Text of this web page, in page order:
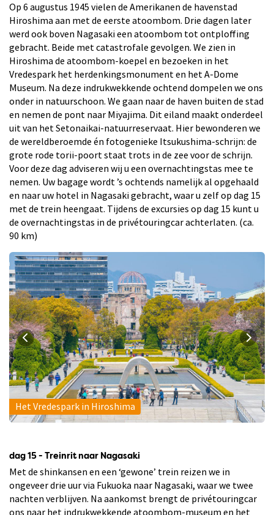
Op 6 augustus 1945 vielen de Amerikanen de havenstad
Hiroshima aan met de eerste atoombom. Drie dagen later
werd ook boven Nagasaki een atoombom tot ontploffing
gebracht. Beide met catastrofale gevolgen. We zien in
Hiroshima de atoombom-koepel en bezoeken in het
Vredespark het herdenkingsmonument en het A-Dome
Museum. Na deze indrukwekkende ochtend dompelen we ons
onder in natuurschoon. We gaan naar de haven buiten de stad
en nemen de pont naar Miyajima. Dit eiland maakt onderdeel
uit van het Setonaikai-natuurreservaat. Hier bewonderen we
de wereldberoemde én fotogenieke Itsukushima-schrijn: de
grote rode torii-poort staat trots in de zee voor de schrijn.
Voor deze dag adviseren wij u een overnachtingstas mee te
nemen. Uw bagage wordt ’s ochtends namelijk al opgehaald
en naar uw hotel in Nagasaki gebracht, waar u zelf op dag 15
met de trein heengaat. Tijdens de excursies op dag 15 kunt u
de overnachtingstas in de privétouringcar achterlaten. (ca.
90 km)
Het Vredespark in Hiroshima
dag 15 - Treinrit naar Nagasaki
Met de shinkansen en een ‘gewone’ trein reizen we in
ongeveer drie uur via Fukuoka naar Nagasaki, waar we twee
nachten verblijven. Na aankomst brengt de privétouringcar
ons naar het indrukwekkende atoombom-museum en het